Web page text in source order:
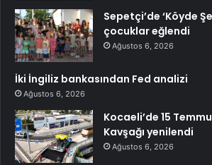
Sepetçi’de ‘Köyde
çocuklar eğlendi
Ağustos 6, 2026
İki İngiliz bankasından Fed analizi
Ağustos 6, 2026
Kocaeli’de 15
Kavşağı yenilendi
Ağustos 6, 2026